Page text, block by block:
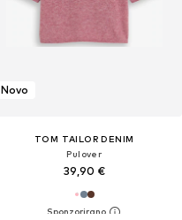
Novo
TOM TAILOR DENIM
Pulover
39,90 €